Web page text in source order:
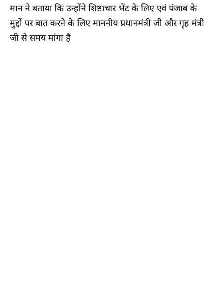
मान ने बताया कि उन्होंने शिष्टाचार भेंट के लिए एवं पंजाब के
मुद्दों पर बात करने के लिए माननीय प्रधानमंत्री जी और गृह मंत्री
जी से समय मांगा है